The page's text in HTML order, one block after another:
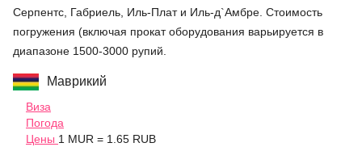
Серпентс, Габриель, Иль-Плат и Иль-д`Амбре. Стоимость
погружения (включая прокат оборудования варьируется в
диапазоне 1500-3000 рупий.
Маврикий
Виза
Погода
Цены 1 MUR = 1.65 RUB